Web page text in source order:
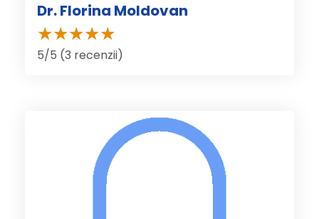
Dr. Florina Moldovan
5/5 (3 recenzii)